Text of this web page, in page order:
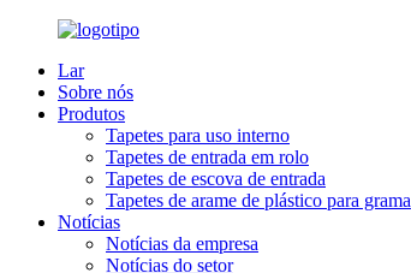
Lar
Sobre nós
Produtos
Tapetes para uso interno
Tapetes de entrada em rolo
Tapetes de escova de entrada
Tapetes de arame de plástico para grama
Notícias
Notícias da empresa
Notícias do setor